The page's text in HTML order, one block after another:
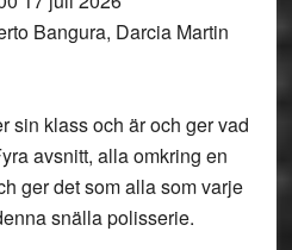
Bangura, Darcia Martin
sin klass och är och ger vad
avsnitt, alla omkring en
ger det som alla som varje
snälla polisserie.